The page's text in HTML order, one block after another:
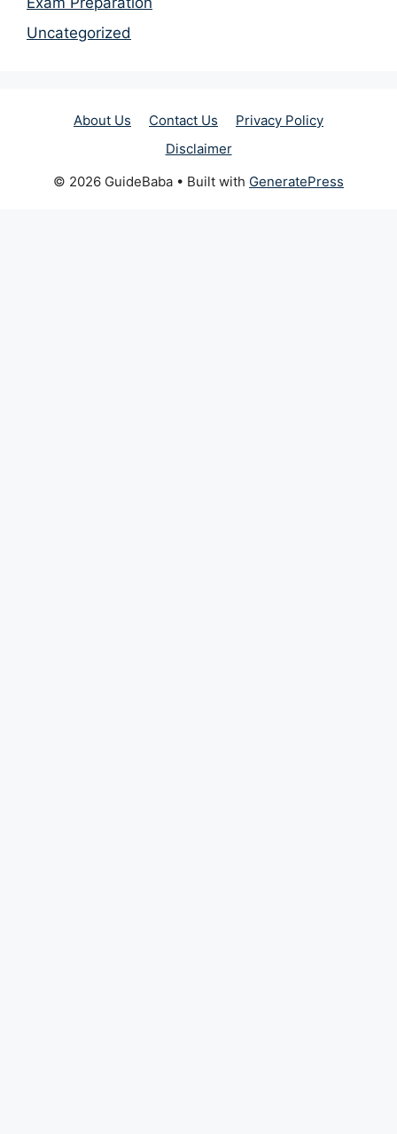
Uncategorized
About Us Contact Us
Privacy Policy
Disclaimer
© 2026 GuideBaba • Built with GeneratePress